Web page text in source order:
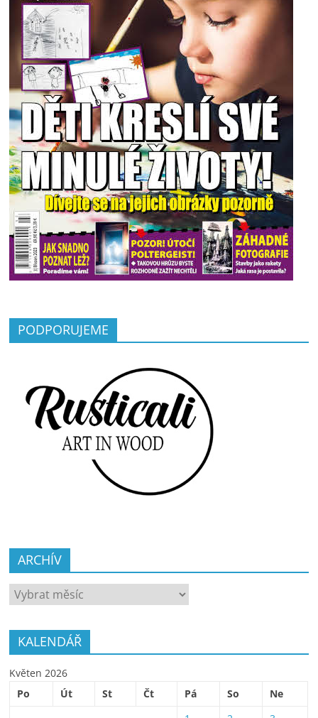
PODPORUJEME
ARCHÍV
ARCHÍV
KALENDÁŘ
Květen 2026
Po
Út St Čt Pá So
Ne